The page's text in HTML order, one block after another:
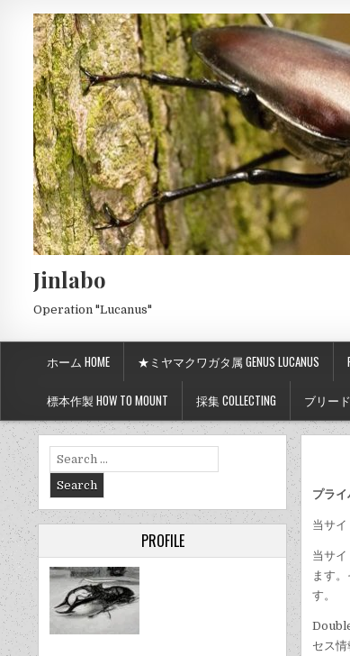
Jinlabo
Operation "Lucanus"
ホーム HOME ★ミヤマクワガタ属 GENUS LUCANUS
標本作製 HOW TO MOUNT 採集 COLLECTING ブリード
プラ
当サ
当サ
ます
す。
セス
Search
for:
PROFILE